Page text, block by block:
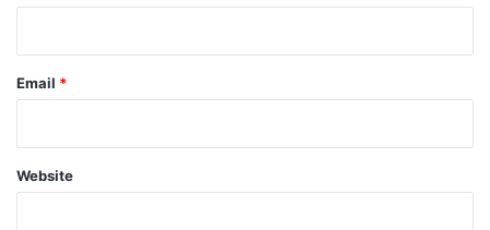
Email *
Website